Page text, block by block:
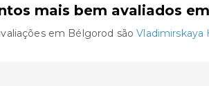
mais bem avaliados
em Bélgorod sãoVladimirskaya